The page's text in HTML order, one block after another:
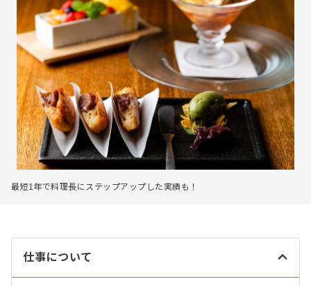
最短1年で料理長にステップアップした実績も！
仕事について